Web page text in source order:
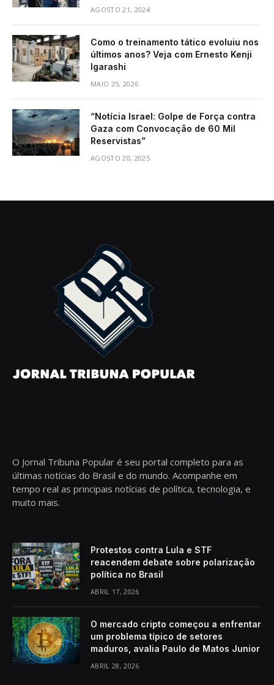
AGOSTO 21, 2024
Como o treinamento tático evoluiu nos
últimos anos? Veja com Ernesto Kenji
Igarashi
MAIO 25, 2026
“Notícia Israel: Golpe de Força contra
Gaza com Convocação de 60 Mil
Reservistas”
AGOSTO 20, 2025
O Jornal Tribuna Popular é seu portal completo para as
últimas notícias do Brasil e do mundo. Acompanhe em
tempo real as principais notícias de política, tecnologia, e
muito mais.
Protestos contra Lula e STF
reacendem debate sobre polarização
política no Brasil
ABRIL 17, 2026
O mercado cripto começou a enfrentar
um problema típico de setores
maduros, avalia Paulo de Matos Junior
ABRIL 28, 2026